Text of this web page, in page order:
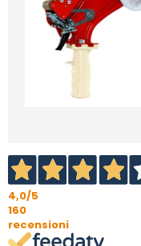
4,0/5
160
recensioni